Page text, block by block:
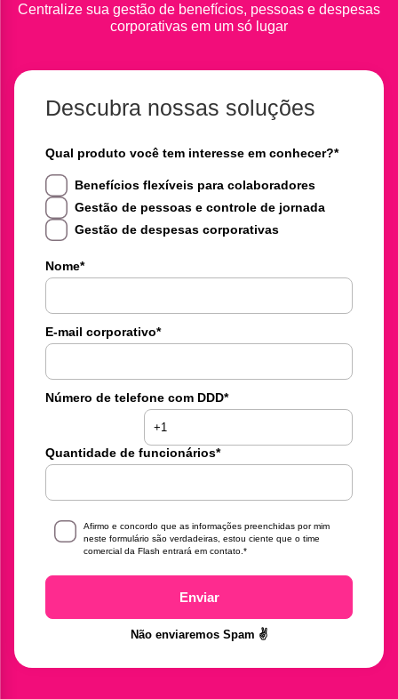
Centralize sua gestão de benefícios, pessoas e despesas
corporativas em um só lugar
Descubra nossas soluções
Qual produto você tem interesse em conhecer?*
Benefícios flexíveis para colaboradores
Gestão de pessoas e controle de jornada
Gestão de despesas corporativas
Nome*
E-mail corporativo*
Número de telefone com DDD*
Quantidade de funcionários*
Afirmo e concordo que as informações preenchidas por mim
neste formulário são verdadeiras, estou ciente que o time
comercial da Flash entrará em contato. *
Enviar
Não enviaremos Spam ✌️